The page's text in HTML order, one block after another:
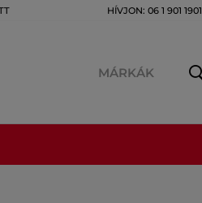
HÍVJON: 06 1 901 1901
MÁRKÁK